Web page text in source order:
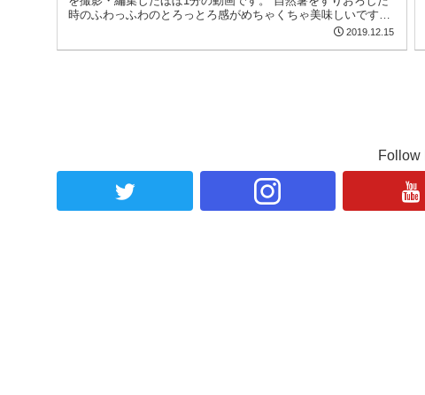
時のふわっふわのとろっとろ感がめちゃくちゃ美味しいです
2019.12.15
Follow